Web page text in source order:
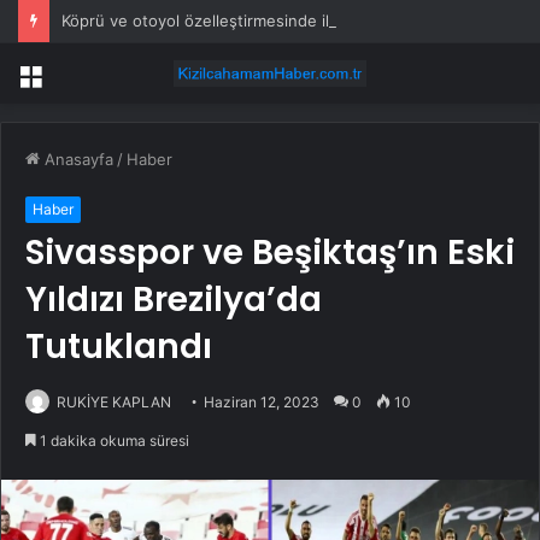
Köprü ve otoyol özelleştirmesinde iki seçenek masada
Menü
Anasayfa / Haber
Haber
Sivasspor ve Beşiktaş’ın Eski
Yıldızı Brezilya’da
Tutuklandı
RUKİYE KAPLAN Haziran 12, 2023 0 10
1 dakika okuma süresi